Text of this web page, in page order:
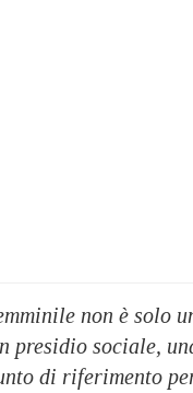
non è solo
presidio sociale,
di riferimento